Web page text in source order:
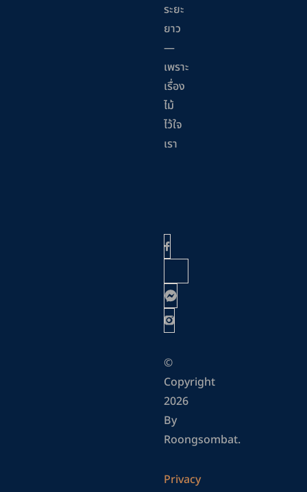
ระยะ
ยาว
—
เพราะ
เรื่อง
ไม้
ไว้ใจ
เรา
©
Copyright
2026
By
Roongsombat.
Privacy